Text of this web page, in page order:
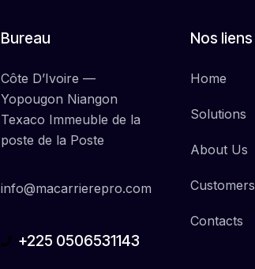
Bureau
Côte D’Ivoire —
Yopougon Niangon
Texaco Immeuble de la
poste de la Poste
info@macarrierepro.com
+225 0506531143
Nos liens
Home
Solutions
About Us
Customers
Contacts